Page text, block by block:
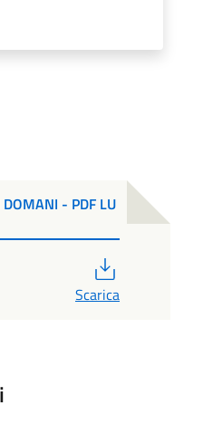
DOMANI - PDF LU
Scarica